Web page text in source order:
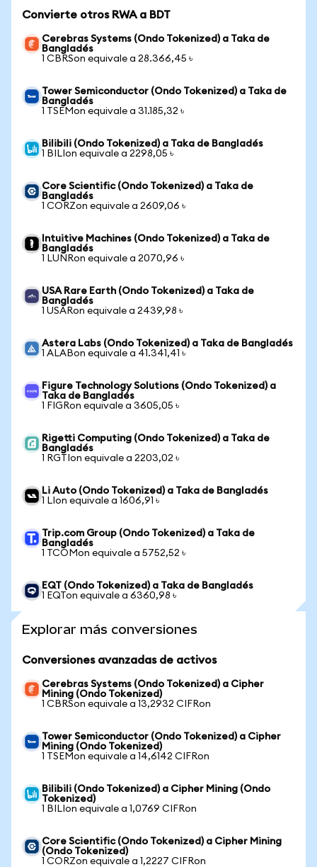
Convierte otros RWA a BDT
Cerebras Systems (Ondo Tokenized) a Taka de
Bangladés
1 CBRSon equivale a 28.366,45 ৳
Tower Semiconductor (Ondo Tokenized) a Taka de
Bangladés
1 TSEMon equivale a 31.185,32 ৳
Bilibili (Ondo Tokenized) a Taka de Bangladés
1 BILIon equivale a 2298,05 ৳
Core Scientific (Ondo Tokenized) a Taka de
Bangladés
1 CORZon equivale a 2609,06 ৳
Intuitive Machines (Ondo Tokenized) a Taka de
Bangladés
1 LUNRon equivale a 2070,96 ৳
USA Rare Earth (Ondo Tokenized) a Taka de
Bangladés
1 USARon equivale a 2439,98 ৳
Astera Labs (Ondo Tokenized) a Taka de Bangladés
1 ALABon equivale a 41.341,41 ৳
Figure Technology Solutions (Ondo Tokenized) a
Taka de Bangladés
1 FIGRon equivale a 3605,05 ৳
Rigetti Computing (Ondo Tokenized) a Taka de
Bangladés
1 RGTIon equivale a 2203,02 ৳
Li Auto (Ondo Tokenized) a Taka de Bangladés
1 LIon equivale a 1606,91 ৳
Trip.com Group (Ondo Tokenized) a Taka de
Bangladés
1 TCOMon equivale a 5752,52 ৳
EQT (Ondo Tokenized) a Taka de Bangladés
1 EQTon equivale a 6360,98 ৳
Explorar más conversiones
Conversiones avanzadas de activos
Cerebras Systems (Ondo Tokenized) a Cipher
Mining (Ondo Tokenized)
1 CBRSon equivale a 13,2932 CIFRon
Tower Semiconductor (Ondo Tokenized) a Cipher
Mining (Ondo Tokenized)
1 TSEMon equivale a 14,6142 CIFRon
Bilibili (Ondo Tokenized) a Cipher Mining (Ondo
Tokenized)
1 BILIon equivale a 1,0769 CIFRon
Core Scientific (Ondo Tokenized) a Cipher Mining
(Ondo Tokenized)
1 CORZon equivale a 1,2227 CIFRon